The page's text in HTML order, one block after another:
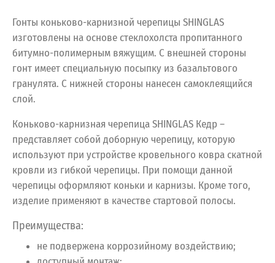
Гонты коньково-карнизной черепицы SHINGLAS
изготовлены на основе стеклохолста пропитанного
битумно-полимерным вяжущим. С внешней стороны
гонт имеет специальную посыпку из базальтового
гранулята. С нижней стороны нанесен самоклеящийся
слой.
Коньково-карнизная черепица SHINGLAS Кедр –
представляет собой доборную черепицу, которую
используют при устройстве кровельного ковра скатной
кровли из гибкой черепицы. При помощи данной
черепицы оформляют коньки и карнизы. Кроме того,
изделие применяют в качестве стартовой полосы.
Преимущества:
не подвержена коррозийному воздействию;